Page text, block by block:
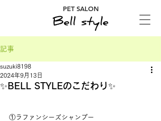
PET SALON
記事
✨BELL STYLEのこだわり✨
suzuki8198
2024年9月13日
①ラファンシーズシャンプー